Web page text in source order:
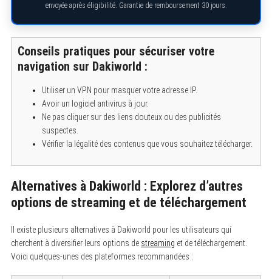
envoyée après éligibilité. Garantie de remboursement 30 jours.
Conseils pratiques pour sécuriser votre
navigation sur Dakiworld :
Utiliser un VPN pour masquer votre adresse IP.
Avoir un logiciel antivirus à jour.
Ne pas cliquer sur des liens douteux ou des publicités
suspectes.
Vérifier la légalité des contenus que vous souhaitez télécharger.
Alternatives à Dakiworld : Explorez d’autres
options de streaming et de téléchargement
Il existe plusieurs alternatives à Dakiworld pour les utilisateurs qui
cherchent à diversifier leurs options de streaming et de téléchargement.
Voici quelques-unes des plateformes recommandées :